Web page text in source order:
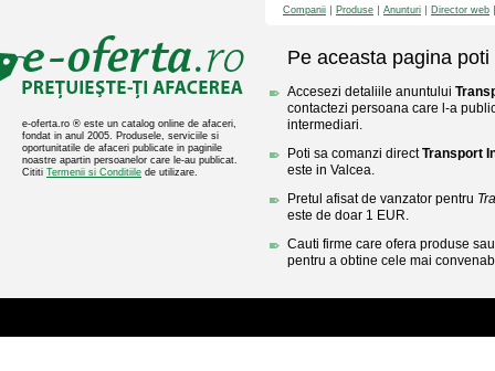
e-oferta.ro ® este un catalog online de afaceri,
fondat in anul 2005. Produsele, serviciile si
oportunitatile de afaceri publicate in paginile
noastre apartin persoanelor care le-au publicat.
Cititi Termenii si Conditiile de utilizare.
Companii Produse Anunturi Director web
Pe aceasta pagina poti
Accesezi detaliile anuntului
contactezi persoana care l-a
intermediari.
Poti sa comanzi directTransport
este in Valcea.
Pretul afisat de vanzator pentru
este de doar 1 EUR.
Cauti firme care ofera produse
pentru a obtine cele mai